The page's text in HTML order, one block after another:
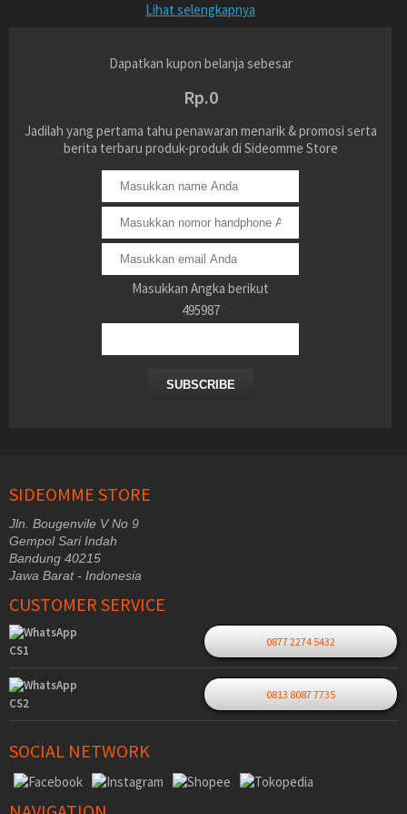
Lihat selengkapnya
Dapatkan kupon belanja sebesar
Rp.0
Jadilah yang pertama tahu penawaran menarik & promosi serta
berita terbaru produk-produk di Sideomme Store
Masukkan Angka berikut
495987
SUBSCRIBE
SIDEOMME STORE
Jln. Bougenvile V No 9
Gempol Sari Indah
Bandung 40215
Jawa Barat - Indonesia
CUSTOMER SERVICE
CS1
0877 2274 5432
CS2
0813 8087 7735
SOCIAL NETWORK